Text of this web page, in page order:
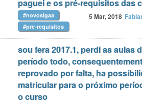
paguei e os pré-requisitos das
5 Mar, 2018
#novosigaa
#pre-requisitos
sou fera 2017.1, perdi as aulas
período todo,
reprovado por falta, ha
matricular para o próximo
o curso